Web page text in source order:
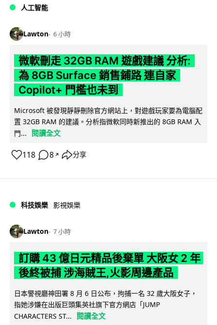
人工智能
Lawton 6 小時
微軟刪走 32GB RAM 遊戲建議 分析:
為 8GB Surface 銷售鋪路 連自家
Copilot+ 門檻也未到
Microsoft 被發現靜靜刪除官方網站上，對遊戲玩家要為電腦配
置 32GB RAM 的建議。分析指微軟同時新推出的 8GB RAM 入
門...
閱讀全文
118 8 ↗ 分享
科技娛樂 影視娛樂
Lawton 7 小時
訂購 43 億日元精品後棄單 大阪女 2 年
後終被捕 涉海賊王,火影周邊產品
日本警視廳神田署 8 月 6 日公布，拘捕一名 32 歲大阪女子，
指她涉嫌在出版巨頭集英社旗下官方網店「JUMP
CHARACTERS ST...
閱讀全文